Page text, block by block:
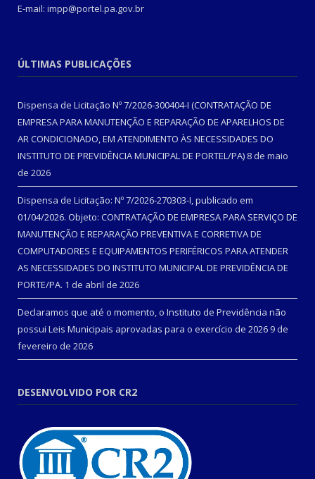
E-mail: impp@portel.pa.gov.br
ÚLTIMAS PUBLICAÇÕES
Dispensa de Licitação Nº 7/2026-300404-I (CONTRATAÇÃO DE
EMPRESA PARA MANUTENÇÃO E REPARAÇÃO DE APARELHOS DE
AR CONDICIONADO, EM ATENDIMENTO ÀS NECESSIDADES DO
INSTITUTO DE PREVIDÊNCIA MUNICIPAL DE PORTEL/PA) 8 de maio
de 2026
Dispensa de Licitação: Nº 7/2026-270303-I, publicado em
01/04/2026. Objeto: CONTRATAÇÃO DE EMPRESA PARA SERVIÇO DE
MANUTENÇÃO E REPARAÇÃO PREVENTIVA E CORRETIVA DE
COMPUTADORES E EQUIPAMENTOS PERIFÉRICOS PARA ATENDER
AS NECESSIDADES DO INSTITUTO MUNICIPAL DE PREVIDÊNCIA DE
PORTE/PA. 1 de abril de 2026
Declaramos que até o momento, o Instituto de Previdência não
possui Leis Municipais aprovadas para o exercício de 2026 9 de
fevereiro de 2026
DESENVOLVIDO POR CR2